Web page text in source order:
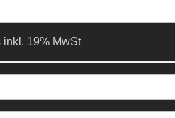
inkl. 19% MwSt